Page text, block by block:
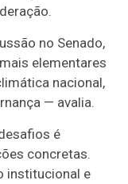
no Senado,
elementares
nacional,
— avalia.
é
concretas.
institucional e